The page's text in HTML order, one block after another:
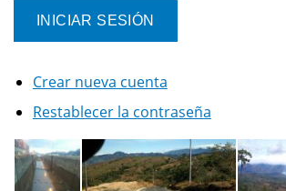
Crear nueva cuenta
Restablecer la contraseña